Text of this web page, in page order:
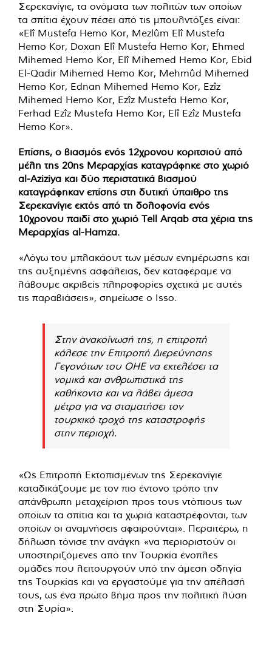
Σερεκανίγιε, τα ονόματα των πολιτών των οποίων
τα σπίτια έχουν πέσει από τις μπουλντόζες είναι:
«Elî Mustefa Hemo Kor, Mezlûm Elî Mustefa
Hemo Kor, Doxan Elî Mustefa Hemo Kor, Ehmed
Mihemed Hemo Kor, Elî Mihemed Hemo Kor, Ebid
El-Qadir Mihemed Hemo Kor, Mehmûd Mihemed
Hemo Kor, Ednan Mihemed Hemo Kor, Ezîz
Mihemed Hemo Kor, Ezîz Mustefa Hemo Kor,
Ferhad Ezîz Mustefa Hemo Kor, Elî Ezîz Mustefa
Hemo Kor».
Επίσης, ο βιασμός ενός 12χρονου κοριτσιού από
μέλη της 20ης Μεραρχίας καταγράφηκε στο χωριό
al-Aziziya και δύο περιστατικά βιασμού
καταγράφηκαν επίσης στη δυτική ύπαιθρο της
Σερεκανίγιε εκτός από τη δολοφονία ενός
10χρονου παιδί στο χωριό Tell Arqab στα χέρια της
Μεραρχίας al-Hamza.
«Λόγω του μπλακάουτ των μέσων ενημέρωσης και
της αυξημένης ασφάλειας, δεν καταφέραμε να
λάβουμε ακριβείς πληροφορίες σχετικά με αυτές
τις παραβιάσεις», σημείωσε ο Isso.
Στην ανακοίνωσή της, η επιτροπή
κάλεσε την Επιτροπή Διερεύνησης
Γεγονότων του ΟΗΕ να εκτελέσει τα
νομικά και ανθρωπιστικά της
καθήκοντα και να λάβει άμεσα
μέτρα για να σταματήσει τον
τουρκικό τροχό της καταστροφής
στην περιοχή.
«Ως Επιτροπή Εκτοπισμένων της Σερεκανίγιε
καταδικάζουμε με τον πιο έντονο τρόπο την
απάνθρωπη μεταχείριση προς τους ντόπιους των
οποίων τα σπίτια και τα χωριά καταστρέφονται, των
οποίων οι αναμνήσεις αφαιρούνται». Περαιτέρω, η
δήλωση τόνισε την ανάγκη «να περιοριστούν οι
υποστηριζόμενες από την Τουρκία ένοπλες
ομάδες που λειτουργούν υπό την άμεση οδηγία
της Τουρκίας και να εργαστούμε για την απέλασή
τους, ως ένα πρώτο βήμα προς την πολιτική λύση
στη Συρία».